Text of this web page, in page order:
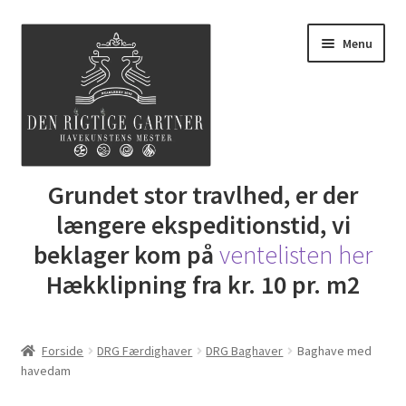
navigation
Menu
Butik
DRG Express lån
Lej Maskine
Grundet stor travlhed, er der
længere ekspeditionstid, vi
beklager kom påventelisten her
Hækklipning fra kr. 10 pr. m2
Forside DRG Færdighaver DRG Baghaver
Baghave med
havedam